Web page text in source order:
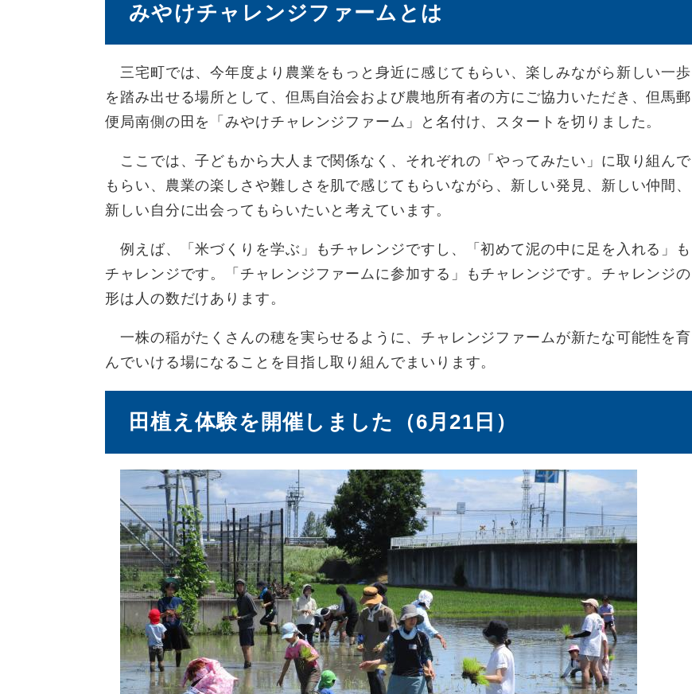
みやけチャレンジファームとは
三宅町では、今年度より農業をもっと身近に感じてもらい、楽しみながら新しい一歩
を踏み出せる場所として、但馬自治会および農地所有者の方にご協力いただき、但馬郵
便局南側の田を「みやけチャレンジファーム」と名付け、スタートを切りました。
ここでは、子どもから大人まで関係なく、それぞれの「やってみたい」に取り組んで
もらい、農業の楽しさや難しさを肌で感じてもらいながら、新しい発見、新しい仲間、
新しい自分に出会ってもらいたいと考えています。
例えば、「米づくりを学ぶ」もチャレンジですし、「初めて泥の中に足を入れる」も
チャレンジです。「チャレンジファームに参加する」もチャレンジです。チャレンジの
形は人の数だけあります。
一株の稲がたくさんの穂を実らせるように、チャレンジファームが新たな可能性を育
んでいける場になることを目指し取り組んでまいります。
田植え体験を開催しました（6月21日）